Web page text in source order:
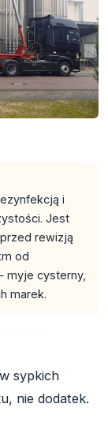
i
Jest
rewizją
od
myje cysterny,
marek.
sypkich
nie dodatek.